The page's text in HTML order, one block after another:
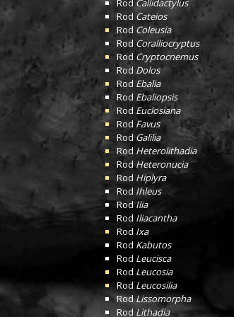
RodCallidactylus
Rod Cateios
Rod Coleusia
Rod Coralliocryptus
Rod Cryptocnemus
Rod Dolos
Rod Ebalia
Rod Ebaliopsis
Rod Euclosiana
Rod Favus
RodGalilia
Rod Heterolithadia
RodHeteronucia
Rod Hiplyra
Rod Ihleus
RodIlia
Rod Iliacantha
Rod Ixa
Rod Kabutos
Rod Leucisca
Rod Leucosia
Rod Leucosilia
RodLissomorpha
Rod Lithadia